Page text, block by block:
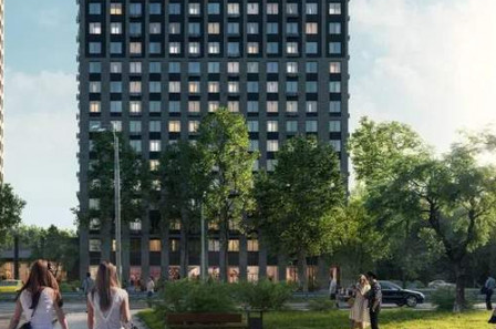
Продажа
115349 - Г. МОСКВА,